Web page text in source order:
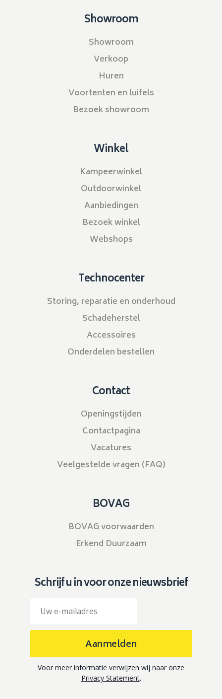
Showroom
Showroom
Verkoop
Huren
Voortenten en luifels
Bezoek showroom
Winkel
Kampeerwinkel
Outdoorwinkel
Aanbiedingen
Bezoek winkel
Webshops
Technocenter
Storing, reparatie en onderhoud
Schadeherstel
Accessoires
Onderdelen bestellen
Contact
Openingstijden
Contactpagina
Vacatures
Veelgestelde vragen (FAQ)
BOVAG
BOVAG voorwaarden
Erkend Duurzaam
Schrijf u in voor onze nieuwsbrief
Aanmelden
Voor meer informatie verwijzen wij naar onze
Privacy Statement.